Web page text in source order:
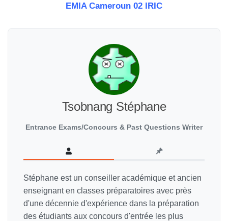
EMIA Cameroun 02 IRIC
Tsobnang Stéphane
Entrance Exams/Concours & Past Questions Writer
Stéphane est un conseiller académique et ancien
enseignant en classes préparatoires avec près
d'une décennie d'expérience dans la préparation
des étudiants aux concours d'entrée les plus